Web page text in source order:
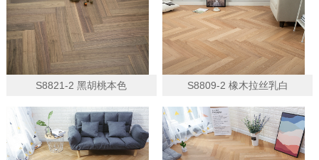
S8821-2 黑胡桃本色 S8809-2 橡木拉丝乳白